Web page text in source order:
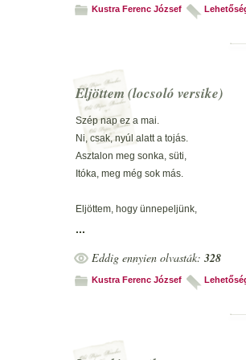
Legyünk túl ezeken, le akarom aratni
Álljatok csak nagyság szerint sorba,
Álljatok csak nagyság szerint sorba.
Micsoda élmény lesz titeket
Már csak röviden kortyolok kávémból,
Ja! Jut eszembe a kardinális kérdés;
Kustra Ferenc József
Eljöttem (locsoló versike)
Szép nap ez a mai.
Ni, csak, nyúl alatt a tojás.
Asztalon meg sonka, süti,
Itóka, meg még sok más.
Eljöttem, hogy ünnepeljünk,
És szabad-e őket locsolni?
...
Eddig ennyien olvasták: 328
Kustra Ferenc József